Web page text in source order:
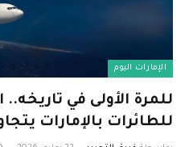
الإمارات اليوم
للمرة الأولى في
للطائرات بالإمارات يتجاوز «1000